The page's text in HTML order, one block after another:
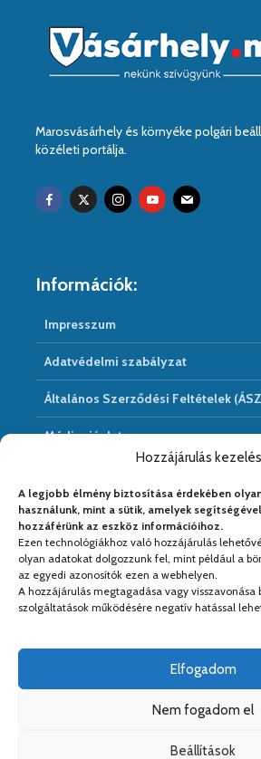
Hozzájárulás
A legjobb élmény biztosítása érdekében
használunk, mint a sütik, amelyek
hozzáférünk az eszköz információihoz.
Ezen technológiákhoz való hozzájárulás
olyan adatokat dolgozzunk fel, mint például a
az egyedi azonosítók ezen a webhelyen.
A hozzájárulás megtagadása vagy visszavonása
szolgáltatások működésére negatív hatással
Elfogadom
Nem fogadom el
Beállítások
Marosvásárhely és környéke polgári
közéleti portálja.
Információk:
Impresszum
Adatvédelmi szabályzat
Általános Szerződési Feltételek
Médiaajánlat
Médiapartnereink: